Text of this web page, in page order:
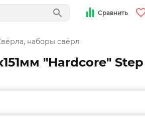
Сравнить
наборы свёрл
"Hardcore" Step